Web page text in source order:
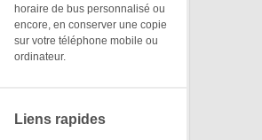
horaire de bus personnalisé ou
encore, en conserver une copie
sur votre téléphone mobile ou
ordinateur.
Liens rapides